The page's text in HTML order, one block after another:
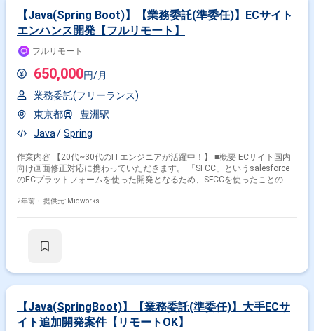
【Java(Spring Boot)】【業務委託(準委任)】ECサイト
エンハンス開発【フルリモート】
フルリモート
650,000円/月
業務委託(フリーランス)
東京都
豊洲駅
Java
Spring
作業内容 【20代~30代のITエンジニアが活躍中！】 ■概要 ECサイト国内
向け画面修正対応に携わっていただきます。 「SFCC」というsalesforce
のECプラットフォームを使った開発となるため、SFCCを使ったことのあ
たイメージで探しております。 ■開発環境 Java、AWS、SFCC、JUnit、
2年前・ 提供元: Midworks
【Java(SpringBoot)】【業務委託(準委任)】大手ECサ
イト追加開発案件【リモートOK】